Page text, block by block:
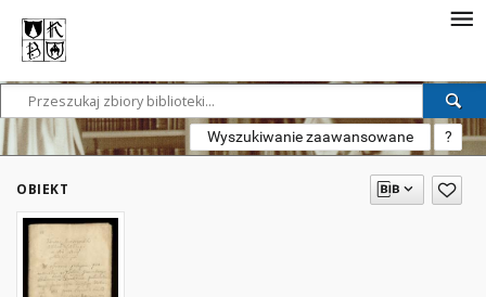
Wyszukiwanie zaawansowane ?
OBIEKT